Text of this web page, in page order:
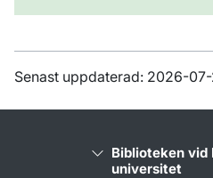
Senast uppdaterad: 2026-07-
Biblioteken vid
universitet